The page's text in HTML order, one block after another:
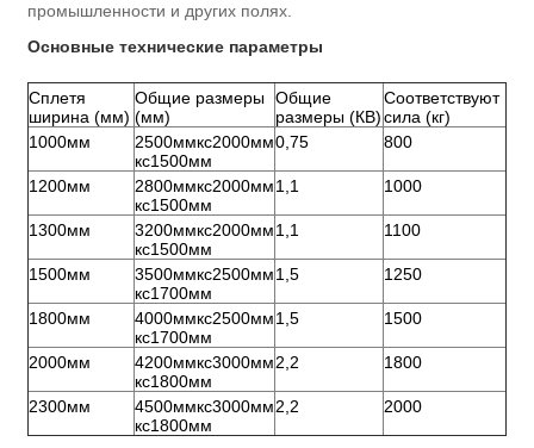
промышленности и других полях.
Основные технические параметры
Сплетя
ширина (мм)
Общие размеры
(мм)
Общие
размеры (КВ)
Соответствуют
сила (кг)
1000мм
2500ммкс2000мм
кс1500мм
0,75 800
1200мм
2800ммкс2000мм
кс1500мм
1,1 1000
1300мм
3200ммкс2000мм
кс1500мм
1,1 1100
1500мм
3500ммкс2500мм
кс1700мм
1,5 1250
1800мм
4000ммкс2500мм
кс1700мм
1,5 1500
2000мм
4200ммкс3000мм
кс1800мм
2,2 1800
2300мм
4500ммкс3000мм
кс1800мм
2,2 2000